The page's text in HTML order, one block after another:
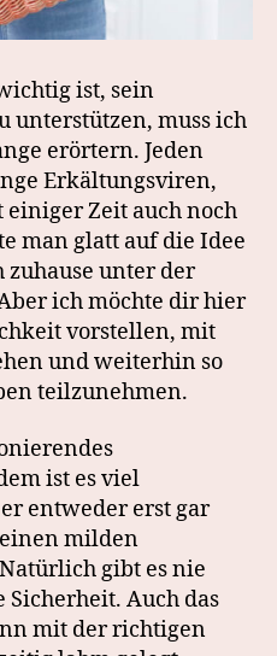
ist, sein
unterstützen, muss ich
erörtern. Jeden
Erkältungsviren,
Zeit auch noch
man glatt auf die Idee
unter der
ich möchte dir hier
vorstellen, mit
und weiterhin so
teilzunehmen.
ist es viel
entweder erst gar
milden
gibt es nie
Auch das
mit der richtigen